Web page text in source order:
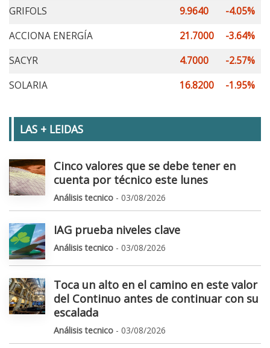
GRIFOLS
9.9640
-4.05%
ACCIONA ENERGÍA
21.7000
-3.64%
SACYR
4.7000
-2.57%
SOLARIA
16.8200 -1.95%
LAS + LEIDAS
Cinco valores que se debe tener en
cuenta por técnico este lunes
Análisis tecnico - 03/08/2026
IAG prueba niveles clave
Análisis tecnico - 03/08/2026
Toca un alto en el camino en este valor
del Continuo antes de continuar con su
escalada
Análisis tecnico - 03/08/2026